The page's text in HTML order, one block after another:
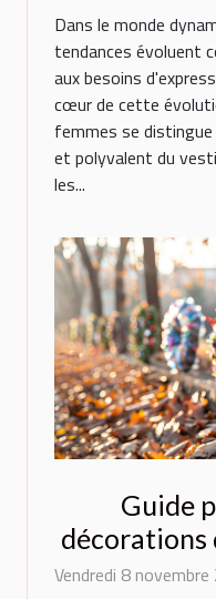
Dans le monde
tendances évoluent
aux besoins
cœur de cette
femmes se
et polyvalent du
les...
Guide
décorations
Vendredi 8